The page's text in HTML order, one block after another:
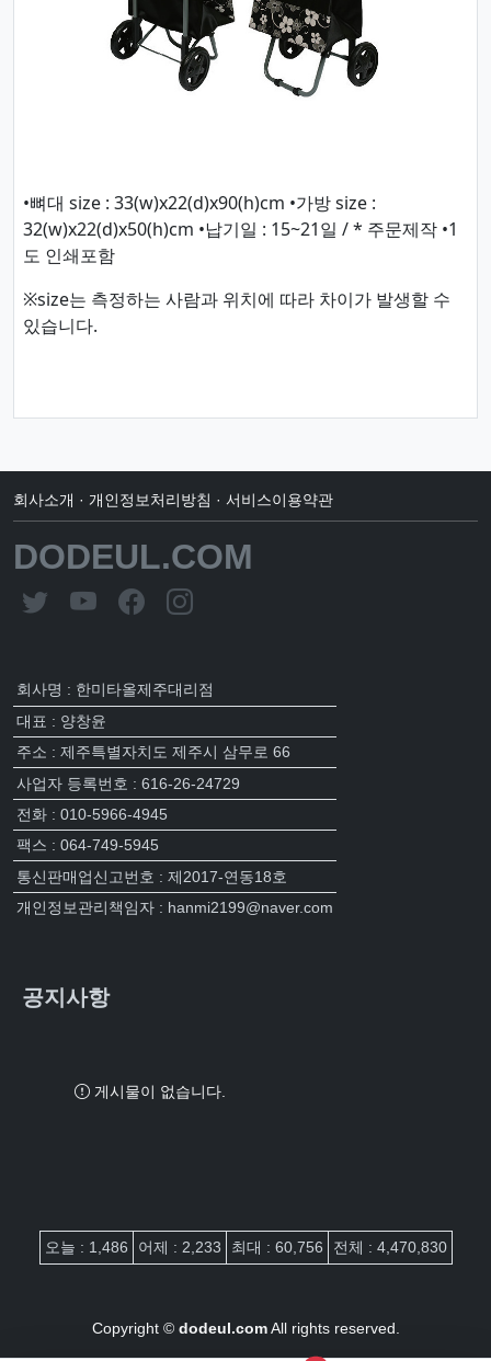
•뼈대 size : 33(w)x22(d)x90(h)cm •가방 size :
32(w)x22(d)x50(h)cm •납기일 : 15~21일 / * 주문제작 •1
도 인쇄포함
※size는 측정하는 사람과 위치에 따라 차이가 발생할 수
있습니다.
회사소개 · 개인정보처리방침 · 서비스이용약관
DODEUL.COM
회사명 : 한미타올제주대리점
대표 : 양창윤
주소 : 제주특별자치도 제주시 삼무로 66
사업자 등록번호 : 616-26-24729
전화 : 010-5966-4945
팩스 : 064-749-5945
통신판매업신고번호 : 제2017-연동18호
개인정보관리책임자 : hanmi2199@naver.com
공지사항
게시물이 없습니다.
접속자집계
오늘 : 1,486 어제 : 2,233 최대 : 60,756 전체 : 4,470,830
Copyright © dodeul.comAll rights reserved.